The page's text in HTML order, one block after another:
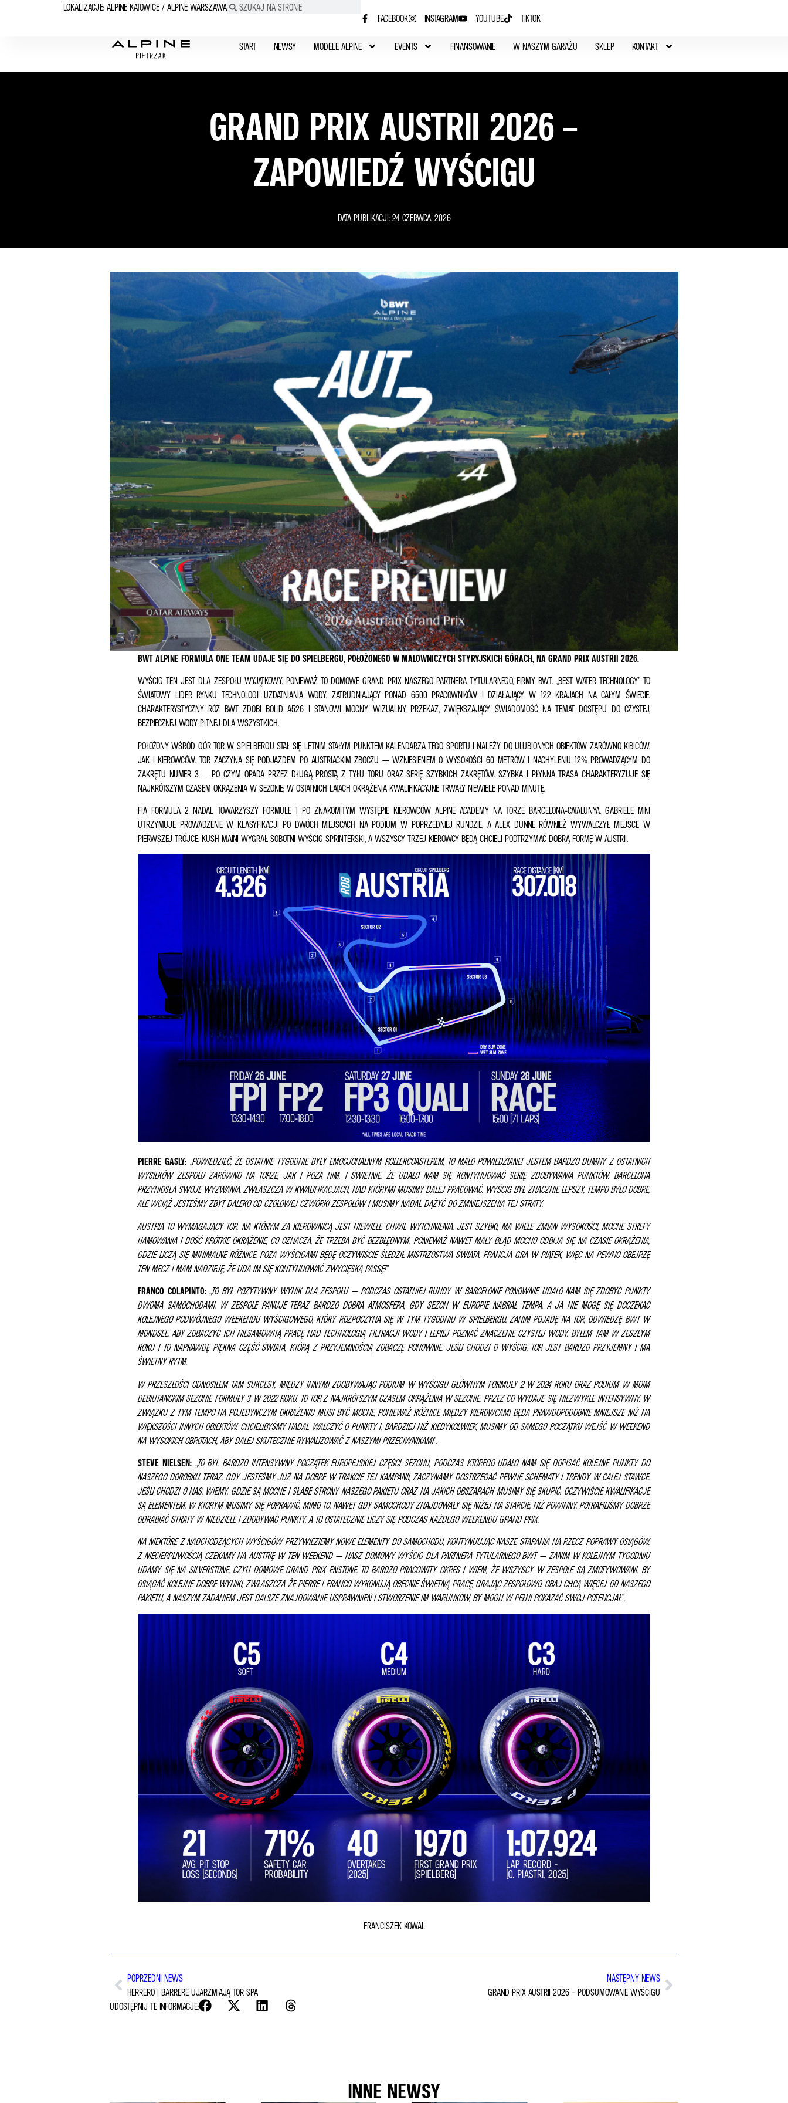
LOKALIZACJE: ALPINE KATOWICE / ALPINE WARSZAWA
FACEBOOK
INSTAGRAM YOUTUBE TIKTOK
START NEWSY MODELE ALPINE EVENTS FINANSOWANIE W NASZYM GARAŻU SKLEP KONTAKT
GRAND PRIX AUSTRII 2026 –
ZAPOWIEDŹ WYŚCIGU
DATA PUBLIKACJI: 24 CZERWCA, 2026
BWT ALPINE FORMULA ONE TEAM UDAJE SIĘ DO SPIELBERGU, POŁOŻONEGO W MALOWNICZYCH STYRYJSKICH GÓRACH, NA GRAND PRIX AUSTRII 2026.
WYŚCIG TEN JEST DLA ZESPOŁU WYJĄTKOWY, PONIEWAŻ TO DOMOWE GRAND PRIX NASZEGO PARTNERA TYTULARNEGO, FIRMY BWT. „BEST WATER TECHNOLOGY” TO
ŚWIATOWY LIDER RYNKU TECHNOLOGII UZDATNIANIA WODY, ZATRUDNIAJĄCY PONAD 6500 PRACOWNIKÓW I DZIAŁAJĄCY W 122 KRAJACH NA CAŁYM ŚWIECIE.
CHARAKTERYSTYCZNY RÓŻ BWT ZDOBI BOLID A526 I STANOWI MOCNY WIZUALNY PRZEKAZ, ZWIĘKSZAJĄCY ŚWIADOMOŚĆ NA TEMAT DOSTĘPU DO CZYSTEJ,
BEZPIECZNEJ WODY PITNEJ DLA WSZYSTKICH.
POŁOŻONY WŚRÓD GÓR TOR W SPIELBERGU STAŁ SIĘ LETNIM STAŁYM PUNKTEM KALENDARZA TEGO SPORTU I NALEŻY DO ULUBIONYCH OBIEKTÓW ZARÓWNO KIBICÓW,
JAK I KIEROWCÓW. TOR ZACZYNA SIĘ PODJAZDEM PO AUSTRIACKIM ZBOCZU — WZNIESIENIEM O WYSOKOŚCI 60 METRÓW I NACHYLENIU 12% PROWADZĄCYM DO
ZAKRĘTU NUMER 3 — PO CZYM OPADA PRZEZ DŁUGĄ PROSTĄ Z TYŁU TORU ORAZ SERIĘ SZYBKICH ZAKRĘTÓW. SZYBKA I PŁYNNA TRASA CHARAKTERYZUJE SIĘ
NAJKRÓTSZYM CZASEM OKRĄŻENIA W SEZONIE; W OSTATNICH LATACH OKRĄŻENIA KWALIFIKACYJNE TRWAŁY NIEWIELE PONAD MINUTĘ.
FIA FORMULA 2 NADAL TOWARZYSZY FORMULE 1 PO ZNAKOMITYM WYSTĘPIE KIEROWCÓW ALPINE ACADEMY NA TORZE BARCELONA-CATALUNYA. GABRIELE MINI
UTRZYMUJE PROWADZENIE W KLASYFIKACJI PO DWÓCH MIEJSCACH NA PODIUM W POPRZEDNIEJ RUNDZIE, A ALEX DUNNE RÓWNIEŻ WYWALCZYŁ MIEJSCE W
PIERWSZEJ TRÓJCE. KUSH MAINI WYGRAŁ SOBOTNI WYŚCIG SPRINTERSKI, A WSZYSCY TRZEJ KIEROWCY BĘDĄ CHCIELI PODTRZYMAĆ DOBRĄ FORMĘ W AUSTRII.
PIERRE GASLY: „POWIEDZIEĆ, ŻE OSTATNIE TYGODNIE BYŁY EMOCJONALNYM ROLLERCOASTEREM, TO MAŁO POWIEDZIANE! JESTEM BARDZO DUMNY Z OSTATNICH
WYSIŁKÓW ZESPOŁU ZARÓWNO NA TORZE, JAK I POZA NIM, I ŚWIETNIE, ŻE UDAŁO NAM SIĘ KONTYNUOWAĆ SERIĘ ZDOBYWANIA PUNKTÓW. BARCELONA
PRZYNIOSŁA SWOJE WYZWANIA, ZWŁASZCZA W KWALIFIKACJACH, NAD KTÓRYMI MUSIMY DALEJ PRACOWAĆ. WYŚCIG BYŁ ZNACZNIE LEPSZY, TEMPO BYŁO DOBRE,
ALE WCIĄŻ JESTEŚMY ZBYT DALEKO OD CZOŁOWEJ CZWÓRKI ZESPOŁÓW I MUSIMY NADAL DĄŻYĆ DO ZMNIEJSZENIA TEJ STRATY.
AUSTRIA TO WYMAGAJĄCY TOR, NA KTÓRYM ZA KIEROWNICĄ JEST NIEWIELE CHWIL WYTCHNIENIA. JEST SZYBKI, MA WIELE ZMIAN WYSOKOŚCI, MOCNE STREFY
HAMOWANIA I DOŚĆ KRÓTKIE OKRĄŻENIE, CO OZNACZA, ŻE TRZEBA BYĆ BEZBŁĘDNYM, PONIEWAŻ NAWET MAŁY BŁĄD MOCNO ODBIJA SIĘ NA CZASIE OKRĄŻENIA,
GDZIE LICZĄ SIĘ MINIMALNE RÓŻNICE. POZA WYŚCIGAMI BĘDĘ OCZYWIŚCIE ŚLEDZIŁ MISTRZOSTWA ŚWIATA. FRANCJA GRA W PIĄTEK, WIĘC NA PEWNO OBEJRZĘ
TEN MECZ I MAM NADZIEJĘ, ŻE UDA IM SIĘ KONTYNUOWAĆ ZWYCIĘSKĄ PASSĘ!”
FRANCO COLAPINTO:„TO BYŁ POZYTYWNY WYNIK DLA ZESPOŁU — PODCZAS OSTATNIEJ RUNDY W BARCELONIE PONOWNIE UDAŁO NAM SIĘ ZDOBYĆ PUNKTY
DWOMA SAMOCHODAMI. W ZESPOLE PANUJE TERAZ BARDZO DOBRA ATMOSFERA, GDY SEZON W EUROPIE NABRAŁ TEMPA, A JA NIE MOGĘ SIĘ DOCZEKAĆ
KOLEJNEGO PODWÓJNEGO WEEKENDU WYŚCIGOWEGO, KTÓRY ROZPOCZYNA SIĘ W TYM TYGODNIU W SPIELBERGU.ZANIM POJADĘ NA TOR, ODWIEDZĘ BWT W
MONDSEE, ABY ZOBACZYĆ ICH NIESAMOWITĄ PRACĘ NAD TECHNOLOGIĄ FILTRACJI WODY I LEPIEJ POZNAĆ ZNACZENIE CZYSTEJ WODY. BYŁEM TAM W ZESZŁYM
ROKU I TO NAPRAWDĘ PIĘKNA CZĘŚĆ ŚWIATA, KTÓRĄ Z PRZYJEMNOŚCIĄ ZOBACZĘ PONOWNIE.JEŚLI CHODZI O WYŚCIG, TOR JEST BARDZO PRZYJEMNY I MA
ŚWIETNY RYTM.
W PRZESZŁOŚCI ODNOSIŁEM TAM SUKCESY, MIĘDZY INNYMI ZDOBYWAJĄC PODIUM W WYŚCIGU GŁÓWNYM FORMUŁY 2 W 2024 ROKU ORAZ PODIUM W MOIM
DEBIUTANCKIM SEZONIE FORMUŁY 3 W 2022 ROKU. TO TOR Z NAJKRÓTSZYM CZASEM OKRĄŻENIA W SEZONIE, PRZEZ CO WYDAJE SIĘ NIEZWYKLE INTENSYWNY. W
ZWIĄZKU Z TYM TEMPO NA POJEDYNCZYM OKRĄŻENIU MUSI BYĆ MOCNE, PONIEWAŻ RÓŻNICE MIĘDZY KIEROWCAMI BĘDĄ PRAWDOPODOBNIE MNIEJSZE NIŻ NA
WIĘKSZOŚCI INNYCH OBIEKTÓW. CHCIELIBYŚMY NADAL WALCZYĆ O PUNKTY I, BARDZIEJ NIŻ KIEDYKOLWIEK, MUSIMY OD SAMEGO POCZĄTKU WEJŚĆ W WEEKEND
NA WYSOKICH OBROTACH, ABY DALEJ SKUTECZNIE RYWALIZOWAĆ Z NASZYMI PRZECIWNIKAMI”.
STEVE NIELSEN:„TO BYŁ BARDZO INTENSYWNY POCZĄTEK EUROPEJSKIEJ CZĘŚCI SEZONU, PODCZAS KTÓREGO UDAŁO NAM SIĘ DOPISAĆ KOLEJNE PUNKTY DO
NASZEGO DOROBKU. TERAZ, GDY JESTEŚMY JUŻ NA DOBRE W TRAKCIE TEJ KAMPANII, ZACZYNAMY DOSTRZEGAĆ PEWNE SCHEMATY I TRENDY W CAŁEJ STAWCE.
JEŚLI CHODZI O NAS, WIEMY, GDZIE SĄ MOCNE I SŁABE STRONY NASZEGO PAKIETU ORAZ NA JAKICH OBSZARACH MUSIMY SIĘ SKUPIĆ. OCZYWIŚCIE KWALIFIKACJE
SĄ ELEMENTEM, W KTÓRYM MUSIMY SIĘ POPRAWIĆ. MIMO TO, NAWET GDY SAMOCHODY ZNAJDOWAŁY SIĘ NIŻEJ NA STARCIE, NIŻ POWINNY, POTRAFILIŚMY DOBRZE
ODRABIAĆ STRATY W NIEDZIELE I ZDOBYWAĆ PUNKTY, A TO OSTATECZNIE LICZY SIĘ PODCZAS KAŻDEGO WEEKENDU GRAND PRIX.
NA NIEKTÓRE Z NADCHODZĄCYCH WYŚCIGÓW PRZYWIEZIEMY NOWE ELEMENTY DO SAMOCHODU, KONTYNUUJĄC NASZE STARANIA NA RZECZ POPRAWY OSIĄGÓW.
Z NIECIERPLIWOŚCIĄ CZEKAMY NA AUSTRIĘ W TEN WEEKEND — NASZ DOMOWY WYŚCIG DLA PARTNERA TYTULARNEGO BWT — ZANIM W KOLEJNYM TYGODNIU
UDAMY SIĘ NA SILVERSTONE, CZYLI DOMOWE GRAND PRIX ENSTONE. TO BARDZO PRACOWITY OKRES I WIEM, ŻE WSZYSCY W ZESPOLE SĄ ZMOTYWOWANI, BY
OSIĄGAĆ KOLEJNE DOBRE WYNIKI, ZWŁASZCZA ŻE PIERRE I FRANCO WYKONUJĄ OBECNIE ŚWIETNĄ PRACĘ, GRAJĄC ZESPOŁOWO. OBAJ CHCĄ WIĘCEJ OD NASZEGO
PAKIETU, A NASZYM ZADANIEM JEST DALSZE ZNAJDOWANIE USPRAWNIEŃ I STWORZENIE IM WARUNKÓW, BY MOGLI W PEŁNI POKAZAĆ SWÓJ POTENCJAŁ”.
FRANCISZEK KOWAL
POPRZEDNI NEWS
HERRERO I BARRERE UJARZMIAJĄ TOR SPA
NASTĘPNY NEWS
GRAND PRIX AUSTRII 2026 – PODSUMOWANIE WYŚCIGU
UDOSTĘPNIJ TE INFORMACJE:
INNE NEWSY